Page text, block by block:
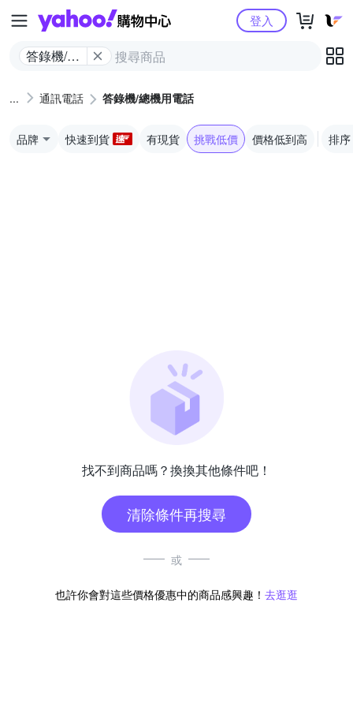
Yahoo購物中心
答錄機/總
登入
通訊電話 答錄機/總機用電話
品牌 快速到貨 有現貨 挑戰低價 價格低到高 排序
找不到商品嗎？換換其他條件吧！
清除條件再搜尋
或
也許你會對這些價格優惠中的商品感興趣！ 去逛逛